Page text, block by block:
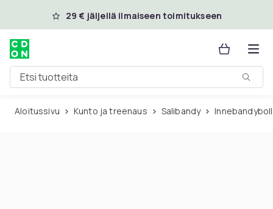
Ohita ja siirry pääsisältöön
29 € jäljellä ilmaiseen toimitukseen
Etsi tuotteita
Aloitussivu Kunto ja treenaus Salibandy